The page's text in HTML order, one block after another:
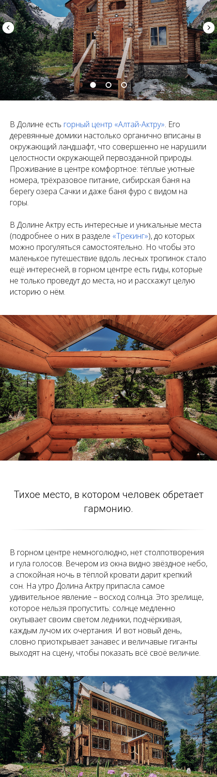
В Долине есть горный центр «Алтай-Актру». Его
деревянные домики настолько органично вписаны в
окружающий ландшафт, что совершенно не нарушили
целостности окружающей первозданной природы.
Проживание в центре комфортное: тёплые уютные
номера, трёхразовое питание, сибирская баня на
берегу озера Сачки и даже баня фуро с видом на
горы.
В Долине Актру есть интересные и уникальные места
(подробнее о них в разделе «Трекинг»), до которых
можно прогуляться самостоятельно. Но чтобы это
маленькое путешествие вдоль лесных тропинок стало
ещё интересней, в горном центре есть гиды, которые
не только проведут до места, но и расскажут целую
историю о нём.
Тихое место, в котором человек обретает
гармонию.
В горном центре немноголюдно, нет столпотворения
и гула голосов. Вечером из окна видно звёздное небо,
а спокойная ночь в тёплой кровати дарит крепкий
сон. На утро Долина Актру припасла самое
удивительное явление – восход солнца. Это зрелище,
которое нельзя пропустить: солнце медленно
окутывает своим светом ледники, подчёркивая,
каждым лучом их очертания. И вот новый день,
словно приоткрывает занавес и величавые гиганты
выходят на сцену, чтобы показать всё своё величие.